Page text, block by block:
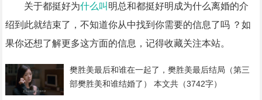
关于都挺好为什么叫 明总和都挺好明成为什么离婚的介
绍到此就结束了，不知道你从中找到你需要的信息了吗 ？如
果你还想了解更多这方面的信息，记得收藏关注本站。
樊胜美最后和谁在一起了，樊胜美最后结局（第三
部樊胜美和谁结婚了） 本文共（3742字）